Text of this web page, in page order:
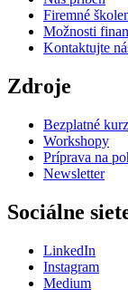
Firemné
Možnosti
Kontaktujte
Zdroje
Bezplatné
Workshopy
Príprava na
Newsletter
Sociálne
LinkedIn
Instagram
Medium